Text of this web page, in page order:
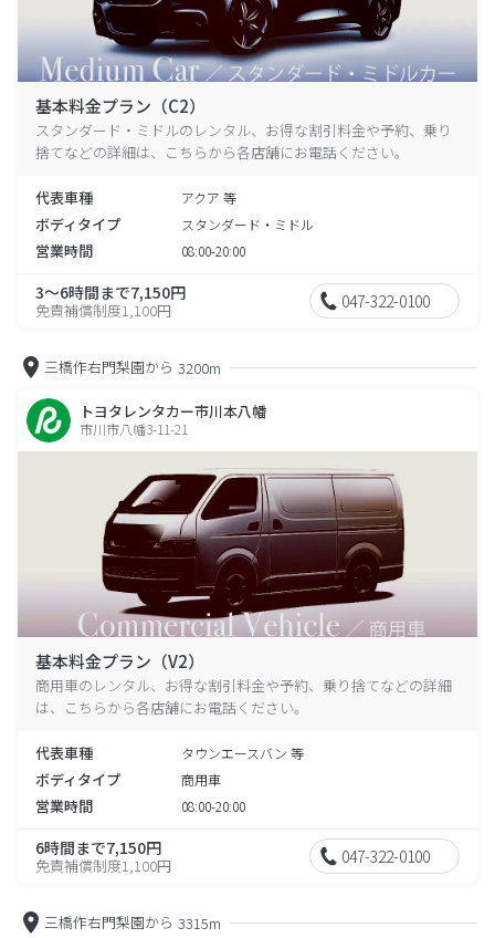
基本料金プラン（C2）
スタンダード・ミドルのレンタル、お得な割引料金や予約、乗り
捨てなどの詳細は、こちらから各店舗にお電話ください。
代表車種 アクア 等
ボディタイプ スタンダード・ミドル
営業時間 08:00-20:00
3～6時間まで7,150円
免責補償制度1,100円 047-322-0100
三橋作右門梨園から 3200m
トヨタレンタカー市川本八幡
市川市八幡3-11-21
基本料金プラン（V2）
商用車のレンタル、お得な割引料金や予約、乗り捨てなどの詳細
は、こちらから各店舗にお電話ください。
代表車種 タウンエースバン 等
ボディタイプ 商用車
営業時間 08:00-20:00
6時間まで7,150円
免責補償制度1,100円 047-322-0100
三橋作右門梨園から 3315m